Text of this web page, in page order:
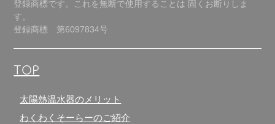
登録商標です。これを無断で使用することは 固くお断りしま
す。
登録商標 第6097834号
TOP
太陽熱温水器のメリット
わくわくそーらーのご紹介